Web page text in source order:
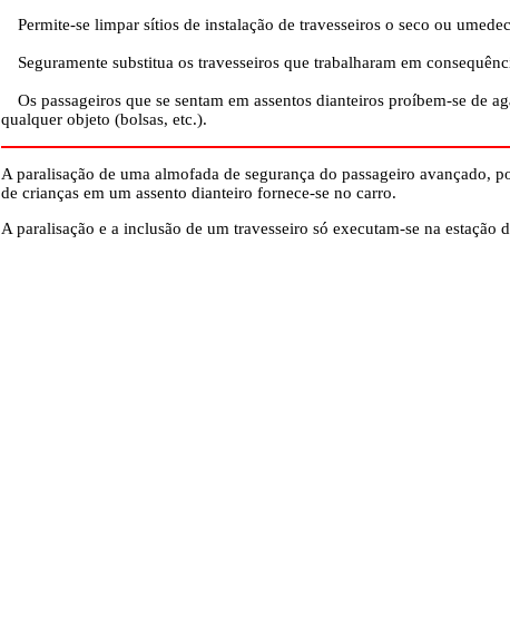
Permite-se limpar sítios de instalação de travesseiros o seco ou
Seguramente substitua os travesseiros que trabalharam em
Os passageiros que se sentam em assentos dianteiros proíbem-se de
qualquer objeto (bolsas, etc.).
A paralisação de uma almofada de segurança do passageiro avançado,
de crianças em um assento dianteiro fornece-se no carro.
A paralisação e a inclusão de um travesseiro só executam-se na estação